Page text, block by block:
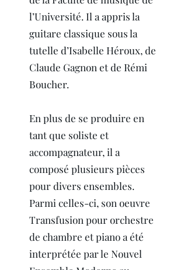
l’Université. Il a appris la
guitare classique sous la
tutelle d’Isabelle Héroux, de
Claude Gagnon et de Rémi
Boucher.
En plus de se produire en
tant que soliste et
accompagnateur, il a
composé plusieurs pièces
pour divers ensembles.
Parmi celles-ci, son oeuvre
Transfusion pour orchestre
de chambre et piano a été
interprétée par le Nouvel